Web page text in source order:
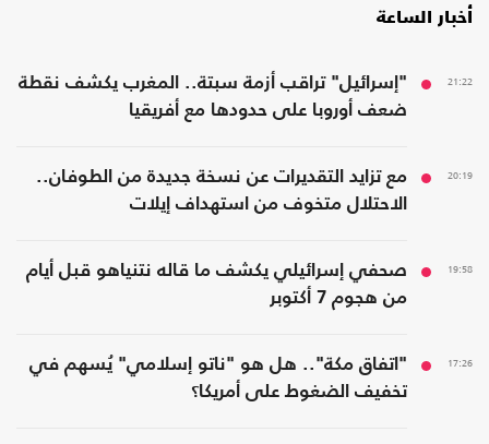
أخبار الساعة
21:22
"إسرائيل" تراقب أزمة سبتة.. المغرب يكشف نقطة
ضعف أوروبا على حدودها مع أفريقيا
20:19
مع تزايد التقديرات عن نسخة جديدة من الطوفان..
الاحتلال متخوف من استهداف إيلات
19:58
صحفي إسرائيلي يكشف ما قاله نتنياهو قبل أيام
من هجوم 7 أكتوبر
17:26
"اتفاق مكة".. هل هو "ناتو إسلامي" يُسهم في
تخفيف الضغوط على أمريكا؟